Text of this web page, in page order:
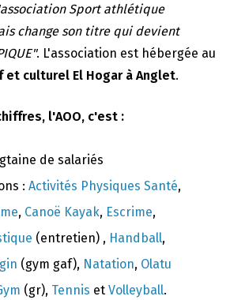
Sport athlétique
change son titre qui devient
. L'association est hébergée au
culturel El Hogar à Anglet.
l'AOO, c'est :
de salariés
: Activités Physiques Santé,
, Canoë Kayak, Escrime,
(entretien) , Handball,
(gym gaf), Natation, Olatu
(gr), Tennis et Volleyball.